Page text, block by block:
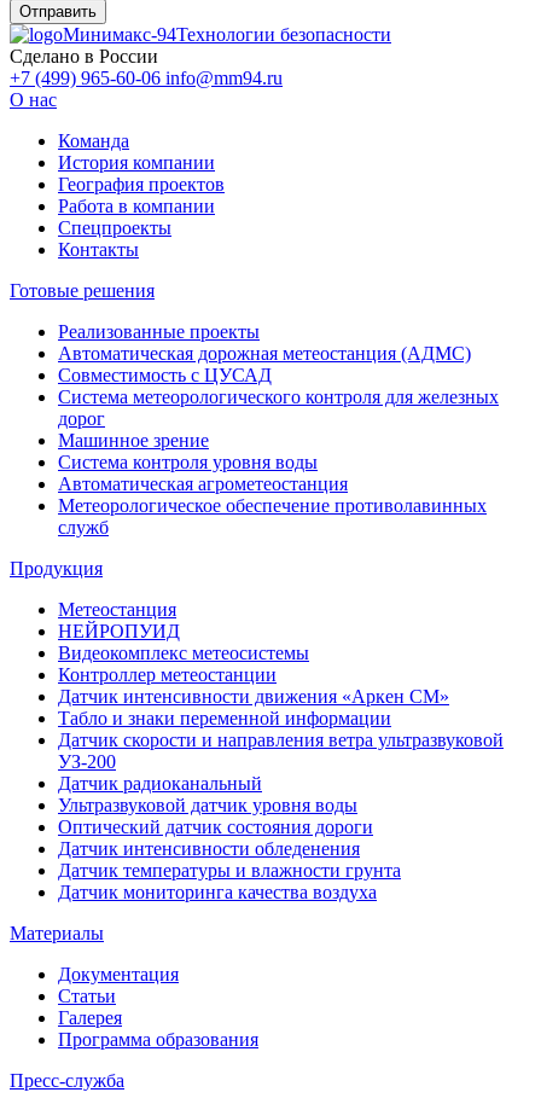
Минимакс-94Технологии безопасности
Сделано в России
+7 (499) 965-60-06 info@mm94.ru
О нас
Команда
История компании
География проектов
Работа в компании
Спецпроекты
Контакты
Готовые решения
Реализованные проекты
Автоматическая дорожная метеостанция (АДМС)
Совместимость с ЦУСАД
Система метеорологического контроля для железных
дорог
Машинное зрение
Система контроля уровня воды
Автоматическая агрометеостанция
Метеорологическое обеспечение противолавинных
служб
Продукция
Метеостанция
НЕЙРОПУИД
Видеокомплекс метеосистемы
Контроллер метеостанции
Датчик интенсивности движения «Аркен СМ»
Табло и знаки переменной информации
Датчик скорости и направления ветра ультразвуковой
УЗ-200
Датчик радиоканальный
Ультразвуковой датчик уровня воды
Оптический датчик состояния дороги
Датчик интенсивности обледенения
Датчик температуры и влажности грунта
Датчик мониторинга качества воздуха
Материалы
Документация
Статьи
Галерея
Программа образования
Пресс-служба